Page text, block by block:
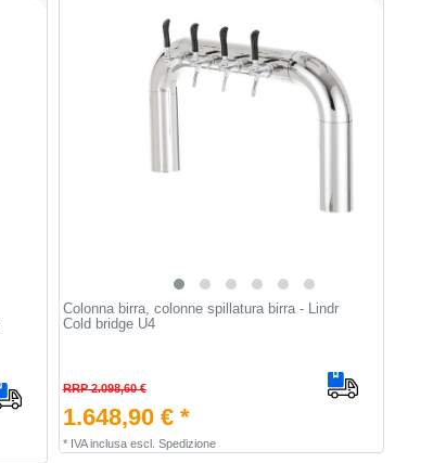
Colonna birra, colonne spillatura birra - Lindr
Cold bridge U4
RRP 2.098,60 €
1.648,90 € *
* IVA inclusaescl. Spedizione